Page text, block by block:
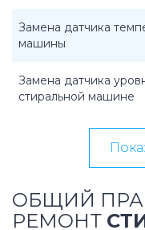
Замена датчика
машины
Замена датчика
стиральной машине
ОБЩИЙ
РЕМОНТ